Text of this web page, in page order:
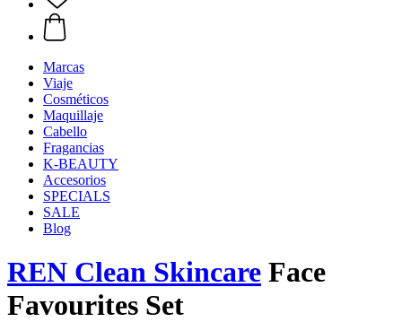
Marcas
Viaje
Cosméticos
Maquillaje
Cabello
Fragancias
K-BEAUTY
Accesorios
SPECIALS
SALE
Blog
REN Clean Skincare Face
Favourites Set